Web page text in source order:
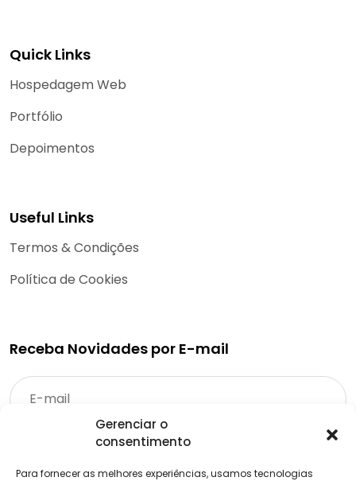
Gerenciar o
consentimento
Para fornecer as melhores experiências, usamos tecnologias
Quick Links
Hospedagem Web
Portfólio
Depoimentos
Useful Links
Termos & Condições
Política de Cookies
Receba Novidades por E-mail